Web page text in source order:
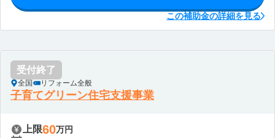
この補助金の詳細を見る
受付終了
全国 リフォーム全般
子育てグリーン住宅支援事業
上限60万円